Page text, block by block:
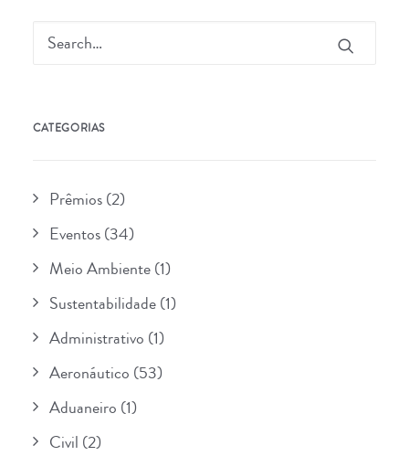
CATEGORIAS
Prêmios(2)
Eventos(34)
Meio Ambiente(1)
Sustentabilidade(1)
Administrativo (1)
Aeronáutico (53)
Aduaneiro (1)
Civil (2)